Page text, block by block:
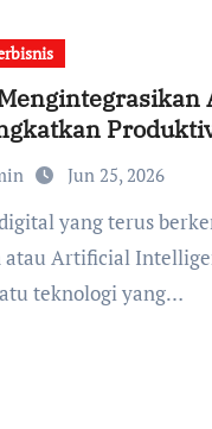
Jun 25, 2026
atau Artificial
teknologi yang…